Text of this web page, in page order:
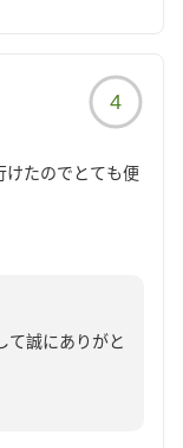
4
けたのでとても便
1700?
て誠にありがと